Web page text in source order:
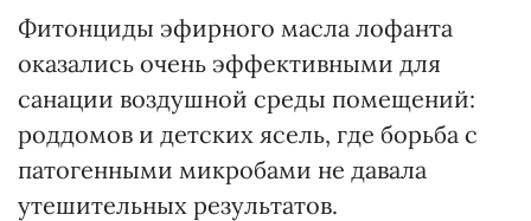
Фитонциды эфирного масла лофанта
оказались очень эффективными для
санации воздушной среды помещений:
роддомов и детских ясель, где борьба с
патогенными микробами не давала
утешительных результатов.